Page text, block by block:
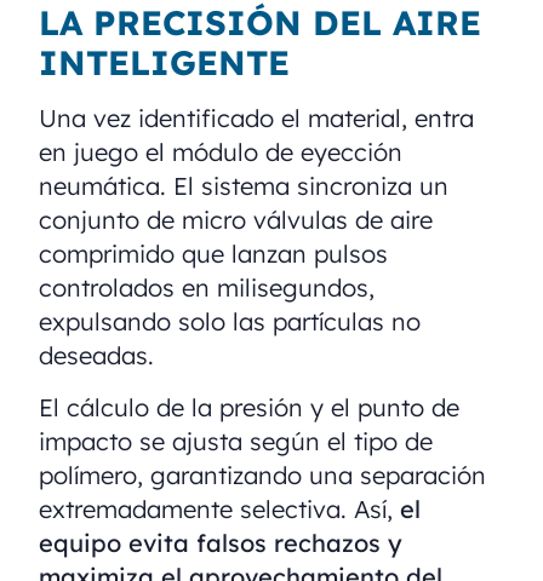
LA PRECISIÓN DEL AIRE
INTELIGENTE
Una vez identificado el material, entra
en juego el módulo de eyección
neumática. El sistema sincroniza un
conjunto de micro válvulas de aire
comprimido que lanzan pulsos
controlados en milisegundos,
expulsando solo las partículas no
deseadas.
El cálculo de la presión y el punto de
impacto se ajusta según el tipo de
polímero, garantizando una separación
extremadamente selectiva. Así,el
equipo evita falsos rechazos y